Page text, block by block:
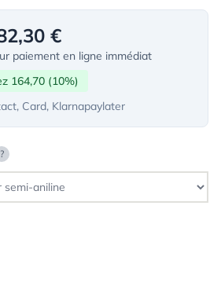
€
paiement en ligne immédiat
164,70 (10%)
Card, Klarnapaylater
?